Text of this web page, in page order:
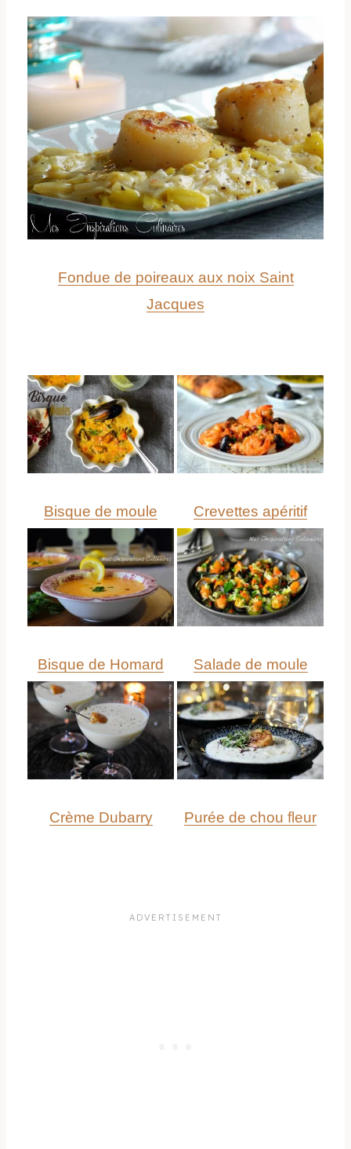
Fondue de poireaux aux noix Saint
Jacques
Bisque de moule Crevettes apéritif
Bisque de Homard Salade de moule
Crème Dubarry Purée de chou fleur